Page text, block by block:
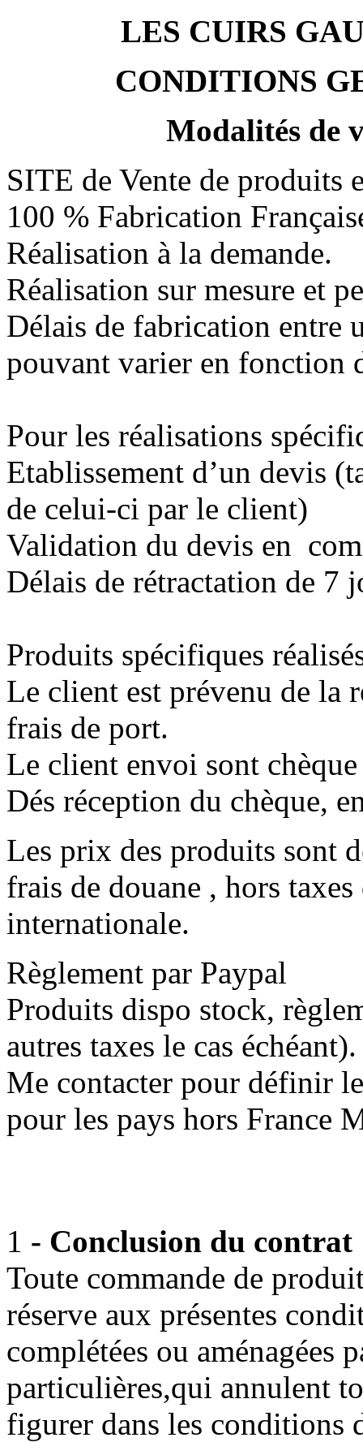
LES CUIRS
CONDITIONS
Modalités de
SITE de Vente de
100 % Fabrication
Réalisation à la demande.
Réalisation sur mesure et
Délais de fabrication entre
pouvant varier en fonction
Pour les réalisations
Etablissement d’un devis
de celui-ci par le client)
Validation du devis en
Délais de rétractation de 7
Produits spécifiques
Le client est prévenu de la
frais de port.
Le client envoi sont
Dés réception du chèque,
Les prix des produits sont
frais de douane , hors
internationale.
Règlement par Paypal
Produits dispo stock,
autres taxes le cas échéant).
Me contacter pour définir
pour les pays hors France
1 - Conclusion du contrat
Toute commande de
réserve aux présentes
complétées ou aménagées
particulières,qui annulent
figurer dans les conditions